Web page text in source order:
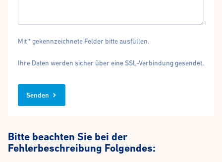
Mit * gekennzeichnete Felder bitte ausfüllen.
Ihre Daten werden sicher über eine SSL-Verbindung gesendet.
Senden
Bitte beachten Sie bei der
Fehlerbeschreibung Folgendes: